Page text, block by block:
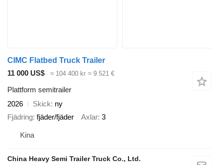
CIMC Flatbed Truck Trailer
11 000 US$
≈ 104 400 kr ≈ 9 521 €
Plattform semitrailer
2026
Skick ny
Fjädring fjäder/fjäder Axlar 3
Kina
China Heavy Semi Trailer Truck Co., Ltd.